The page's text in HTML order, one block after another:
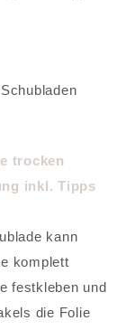
kann
komplett
festkleben und
die Folie